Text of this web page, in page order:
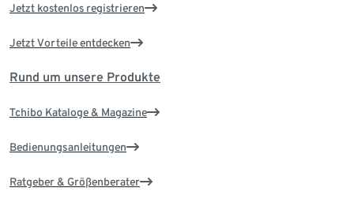
Jetzt kostenlos registrieren
Jetzt Vorteile entdecken
Rund um unsere Produkte
Tchibo Kataloge & Magazine
Bedienungsanleitungen
Ratgeber & Größenberater